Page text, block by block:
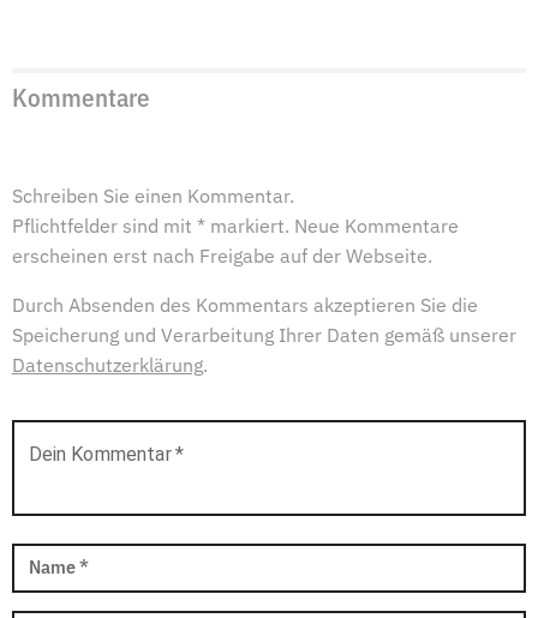
Kommentare
Schreiben Sie einen Kommentar.
Pflichtfelder sind mit * markiert. Neue Kommentare
erscheinen erst nach Freigabe auf der Webseite.
Durch Absenden des Kommentars akzeptieren Sie die
Speicherung und Verarbeitung Ihrer Daten gemäß unserer
Datenschutzerklärung.
Dein Kommentar*
Name *